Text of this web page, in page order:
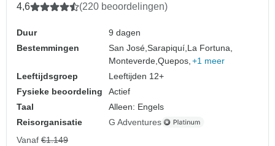
4,6 (220 beoordelingen)
Duur
9 dagen
Bestemmingen
San José,Sarapiquí, La Fortuna,
Monteverde,Quepos, +1 meer
Leeftijdsgroep
Leeftijden 12+
Fysieke beoordeling
Actief
Taal
Alleen: Engels
Reisorganisatie
G Adventures
Vanaf €1.149